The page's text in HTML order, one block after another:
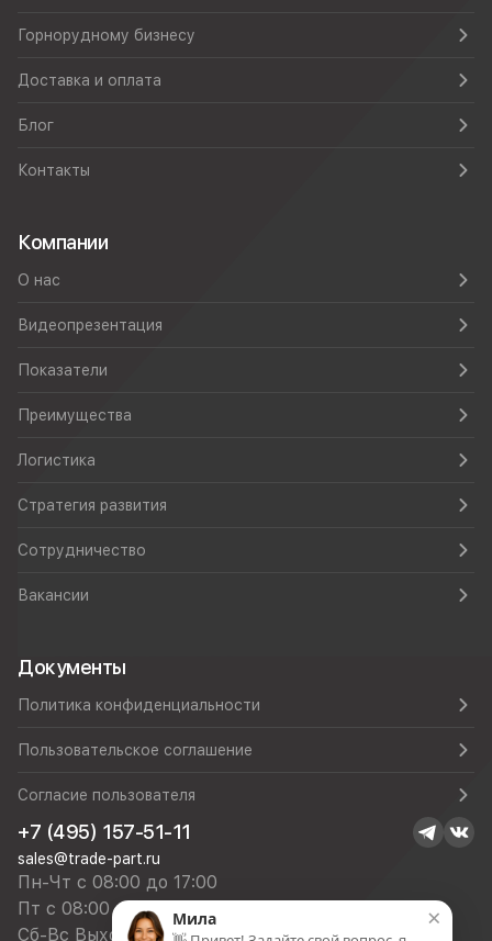
Горнорудному бизнесу
Доставка и оплата
Блог
Контакты
Компании
О нас
Видеопрезентация
Показатели
Преимущества
Логистика
Стратегия развития
Сотрудничество
Вакансии
Документы
Политика конфиденциальности
Пользовательское соглашение
Согласие пользователя
+7 (495) 157-51-11
sales@trade-part.ru
Пн-Чт с 08:00 до 17:00
Пт с 08:00 до 16:00
Сб-Вс Выходной
×
Мила